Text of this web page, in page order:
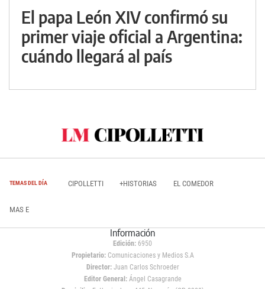
El papa León XIV confirmó su
primer viaje oficial a Argentina:
cuándo llegará al país
TEMAS DEL DÍA CIPOLLETTI +HISTORIAS EL COMEDOR
MAS E
Información
Edición: 6950
Propietario:Comunicaciones y Medios S.A
Director: Juan Carlos Schroeder
Editor General:Ángel Casagrande